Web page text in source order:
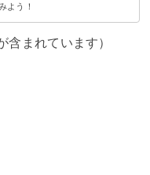
べやすい朝ごはん
向け！栄養満点の朝ごはん
なくても食べやすい朝ごはん
よう！
含まれています）